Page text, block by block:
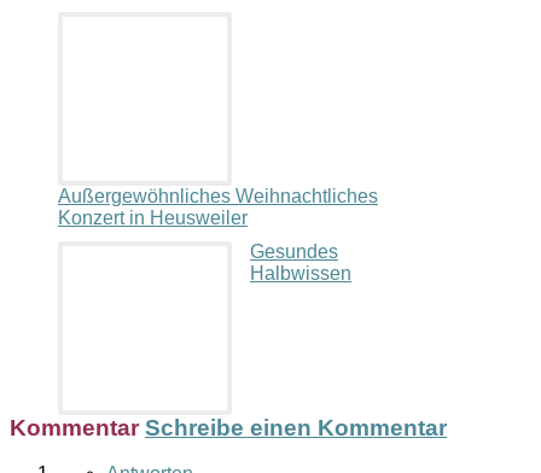
Außergewöhnliches Weihnachtliches
Konzert in Heusweiler
Gesundes
Halbwissen
KommentarSchreibe einen Kommentar